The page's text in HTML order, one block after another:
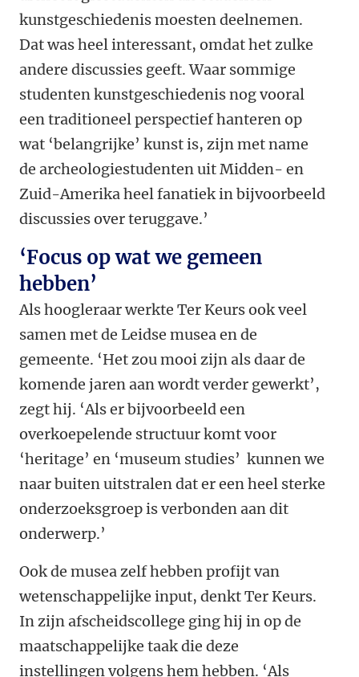
kunstgeschiedenis moesten deelnemen.
Dat was heel interessant, omdat het zulke
andere discussies geeft. Waar sommige
studenten kunstgeschiedenis nog vooral
een traditioneel perspectief hanteren op
wat ‘belangrijke’ kunst is, zijn met name
de archeologiestudenten uit Midden- en
Zuid-Amerika heel fanatiek in bijvoorbeeld
discussies over teruggave.’
‘Focus op wat we gemeen
hebben’
Als hoogleraar werkte Ter Keurs ook veel
samen met de Leidse musea en de
gemeente. ‘Het zou mooi zijn als daar de
komende jaren aan wordt verder gewerkt’,
zegt hij. ‘Als er bijvoorbeeld een
overkoepelende structuur komt voor
‘heritage’ en ‘museum studies’ kunnen we
naar buiten uitstralen dat er een heel sterke
onderzoeksgroep is verbonden aan dit
onderwerp.’
Ook de musea zelf hebben profijt van
wetenschappelijke input, denkt Ter Keurs.
In zijn afscheidscollege ging hij in op de
maatschappelijke taak die deze
instellingen volgens hem hebben. ‘Als